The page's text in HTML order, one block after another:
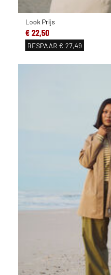
Look Prijs
€ 22,50
BESPAAR € 27,49